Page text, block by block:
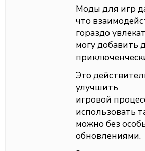
Моды для игр
что
гораздо
могу добавить
Это
улучшить
игровой
использовать
можно без
обновлениями.